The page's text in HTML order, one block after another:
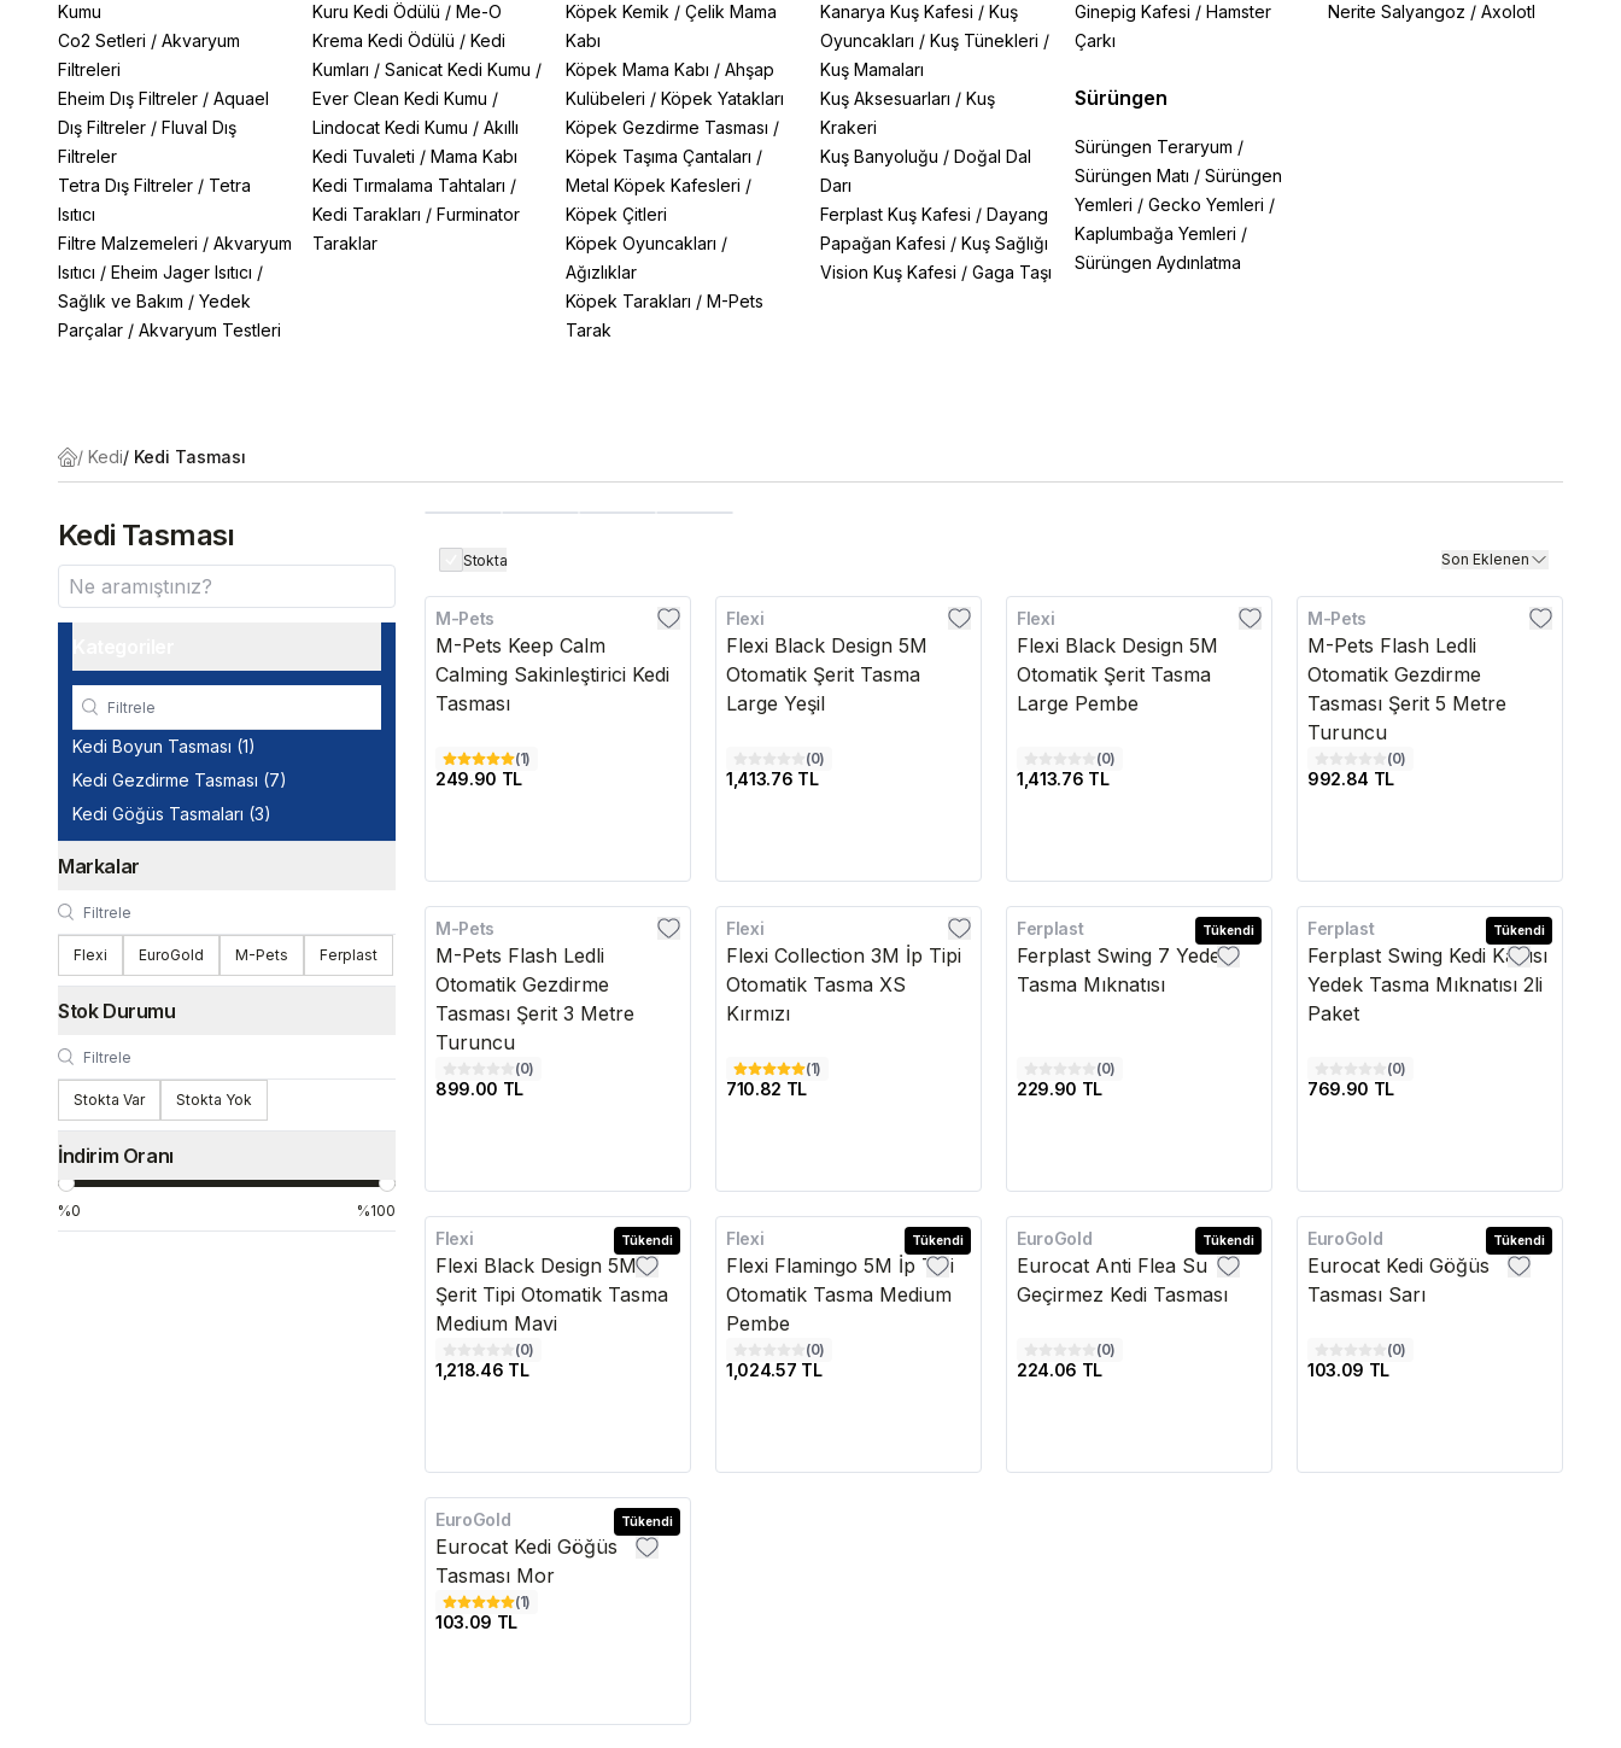
Kumu
Co2 Setleri / Akvaryum
Filtreleri
Eheim Dış Filtreler / Aquael
Dış Filtreler / Fluval Dış
Filtreler
Tetra Dış Filtreler / Tetra
Isıtıcı
Filtre Malzemeleri / Akvaryum
Isıtıcı / Eheim Jager Isıtıcı /
Sağlık ve Bakım / Yedek
Parçalar / Akvaryum Testleri
Kuru Kedi Ödülü / Me-O
Krema Kedi Ödülü / Kedi
Kumları / Sanicat Kedi Kumu /
Ever Clean Kedi Kumu /
Lindocat Kedi Kumu / Akıllı
Kedi Tuvaleti / Mama Kabı
Kedi Tırmalama Tahtaları /
Kedi Tarakları / Furminator
Taraklar
Köpek Kemik /Çelik Mama
Kabı
Köpek Mama Kabı /Ahşap
Kulübeleri /Köpek Yatakları
Köpek Gezdirme Tasması /
Köpek Taşıma Çantaları /
Metal Köpek Kafesleri /
Köpek Çitleri
Köpek Oyuncakları /
Ağızlıklar
Köpek Tarakları /M-Pets
Tarak
Kanarya Kuş Kafesi / Kuş
Oyuncakları / Kuş Tünekleri /
Kuş Mamaları
Kuş Aksesuarları / Kuş
Krakeri
Kuş Banyoluğu / Doğal Dal
Darı
Ferplast Kuş Kafesi / Dayang
Papağan Kafesi / Kuş Sağlığı
Vision Kuş Kafesi / Gaga Taşı
Ginepig Kafesi / Hamster
Çarkı
Sürüngen
Sürüngen Teraryum /
Sürüngen Matı / Sürüngen
Yemleri / Gecko Yemleri /
Kaplumbağa Yemleri /
Sürüngen Aydınlatma
Nerite Salyangoz /Axolotl
/ Kedi/ Kedi Tasması
Kedi Tasması
Kedi Boyun Tasması (1)
Kedi Gezdirme Tasması (7)
Kedi Göğüs Tasmaları (3)
Markalar
Flexi EuroGold M-Pets Ferplast
Stok Durumu
Stokta Var Stokta Yok
İndirim Oranı
%0 %100
Stokta Son Eklenen
M-Pets
M-Pets Keep Calm
Calming Sakinleştirici Kedi
Tasması
(1)
249.90 TL
Flexi
Flexi Black Design 5M
Otomatik Şerit Tasma
Large Yeşil
(0)
1,413.76 TL
Flexi
Flexi Black Design 5M
Otomatik Şerit Tasma
Large Pembe
(0)
1,413.76 TL
Kargo Bedava
M-Pets
M-Pets Flash Ledli
Otomatik Gezdirme
Tasması Şerit 5 Metre
Turuncu
(0)
992.84 TL
Kargo Bedava
M-Pets
M-Pets Flash Ledli
Otomatik Gezdirme
Tasması Şerit 3 Metre
Turuncu
(0)
899.00 TL
Flexi
Flexi Collection 3M İp Tipi
Otomatik Tasma XS
Kırmızı
(1)
710.82 TL
Tükendi
Ferplast
Ferplast Swing 7 Yedek
Tasma Mıknatısı
(0)
229.90 TL
Tükendi
Ferplast
Ferplast Swing Kedi Kapısı
Yedek Tasma Mıknatısı 2li
Paket
(0)
769.90 TL
Kargo Bedava Tükendi
Flexi
Flexi Black Design 5M
Şerit Tipi Otomatik Tasma
Medium Mavi
(0)
1,218.46 TL
Kargo Bedava Tükendi
Flexi
Flexi Flamingo 5M İp Tipi
Otomatik Tasma Medium
Pembe
(0)
1,024.57 TL
Tükendi
EuroGold
Eurocat Anti Flea Su
Geçirmez Kedi Tasması
(0)
224.06 TL
Tükendi
EuroGold
Eurocat Kedi Göğüs
Tasması Sarı
(0)
103.09 TL
Tükendi
EuroGold
Eurocat Kedi Göğüs
Tasması Mor
(1)
103.09 TL